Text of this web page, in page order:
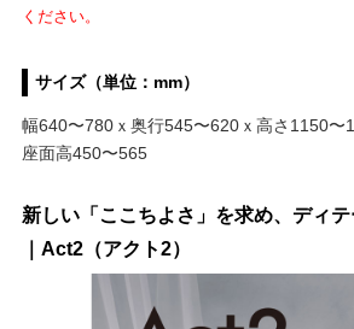
ください。
サイズ（単位：mm）
幅640〜780ｘ奥行545〜620ｘ高さ1150〜
座面高450〜565
新しい「ここちよさ」を求め、ディテ
｜Act2（アクト2）